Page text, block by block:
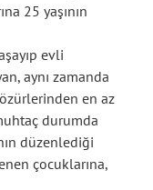
25 yaşının
evli
aynı zamanda
en az
durumda
düzenlediği
çocuklarına,